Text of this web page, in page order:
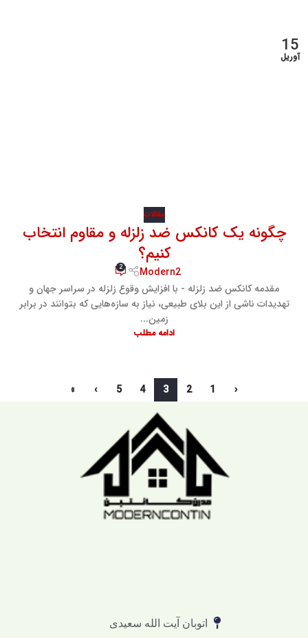
15
آوریل
مقالات
چگونه یک کانکس ضد زلزله و مقاوم انتخاب
کنیم؟
Modern2
2
مقدمه کانکس ضد زلزله - با افزایش وقوع زلزله در سراسر جهان و
تهدیدات ناشی از این بلای طبیعی، نیاز به سازه‌هایی که بتوانند در برابر
زمین...
ادامه مطلب
‹
1
2
3
4
5
›
»
اتوبان آیت الله سعیدی